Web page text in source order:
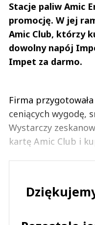
Stacje paliw Amic
promocję. W jej
Amic Club, którzy
dowolny napój
Impet za darmo.
Firma
ceniących wygodę,
Wystarczy
kartę Amic Club i